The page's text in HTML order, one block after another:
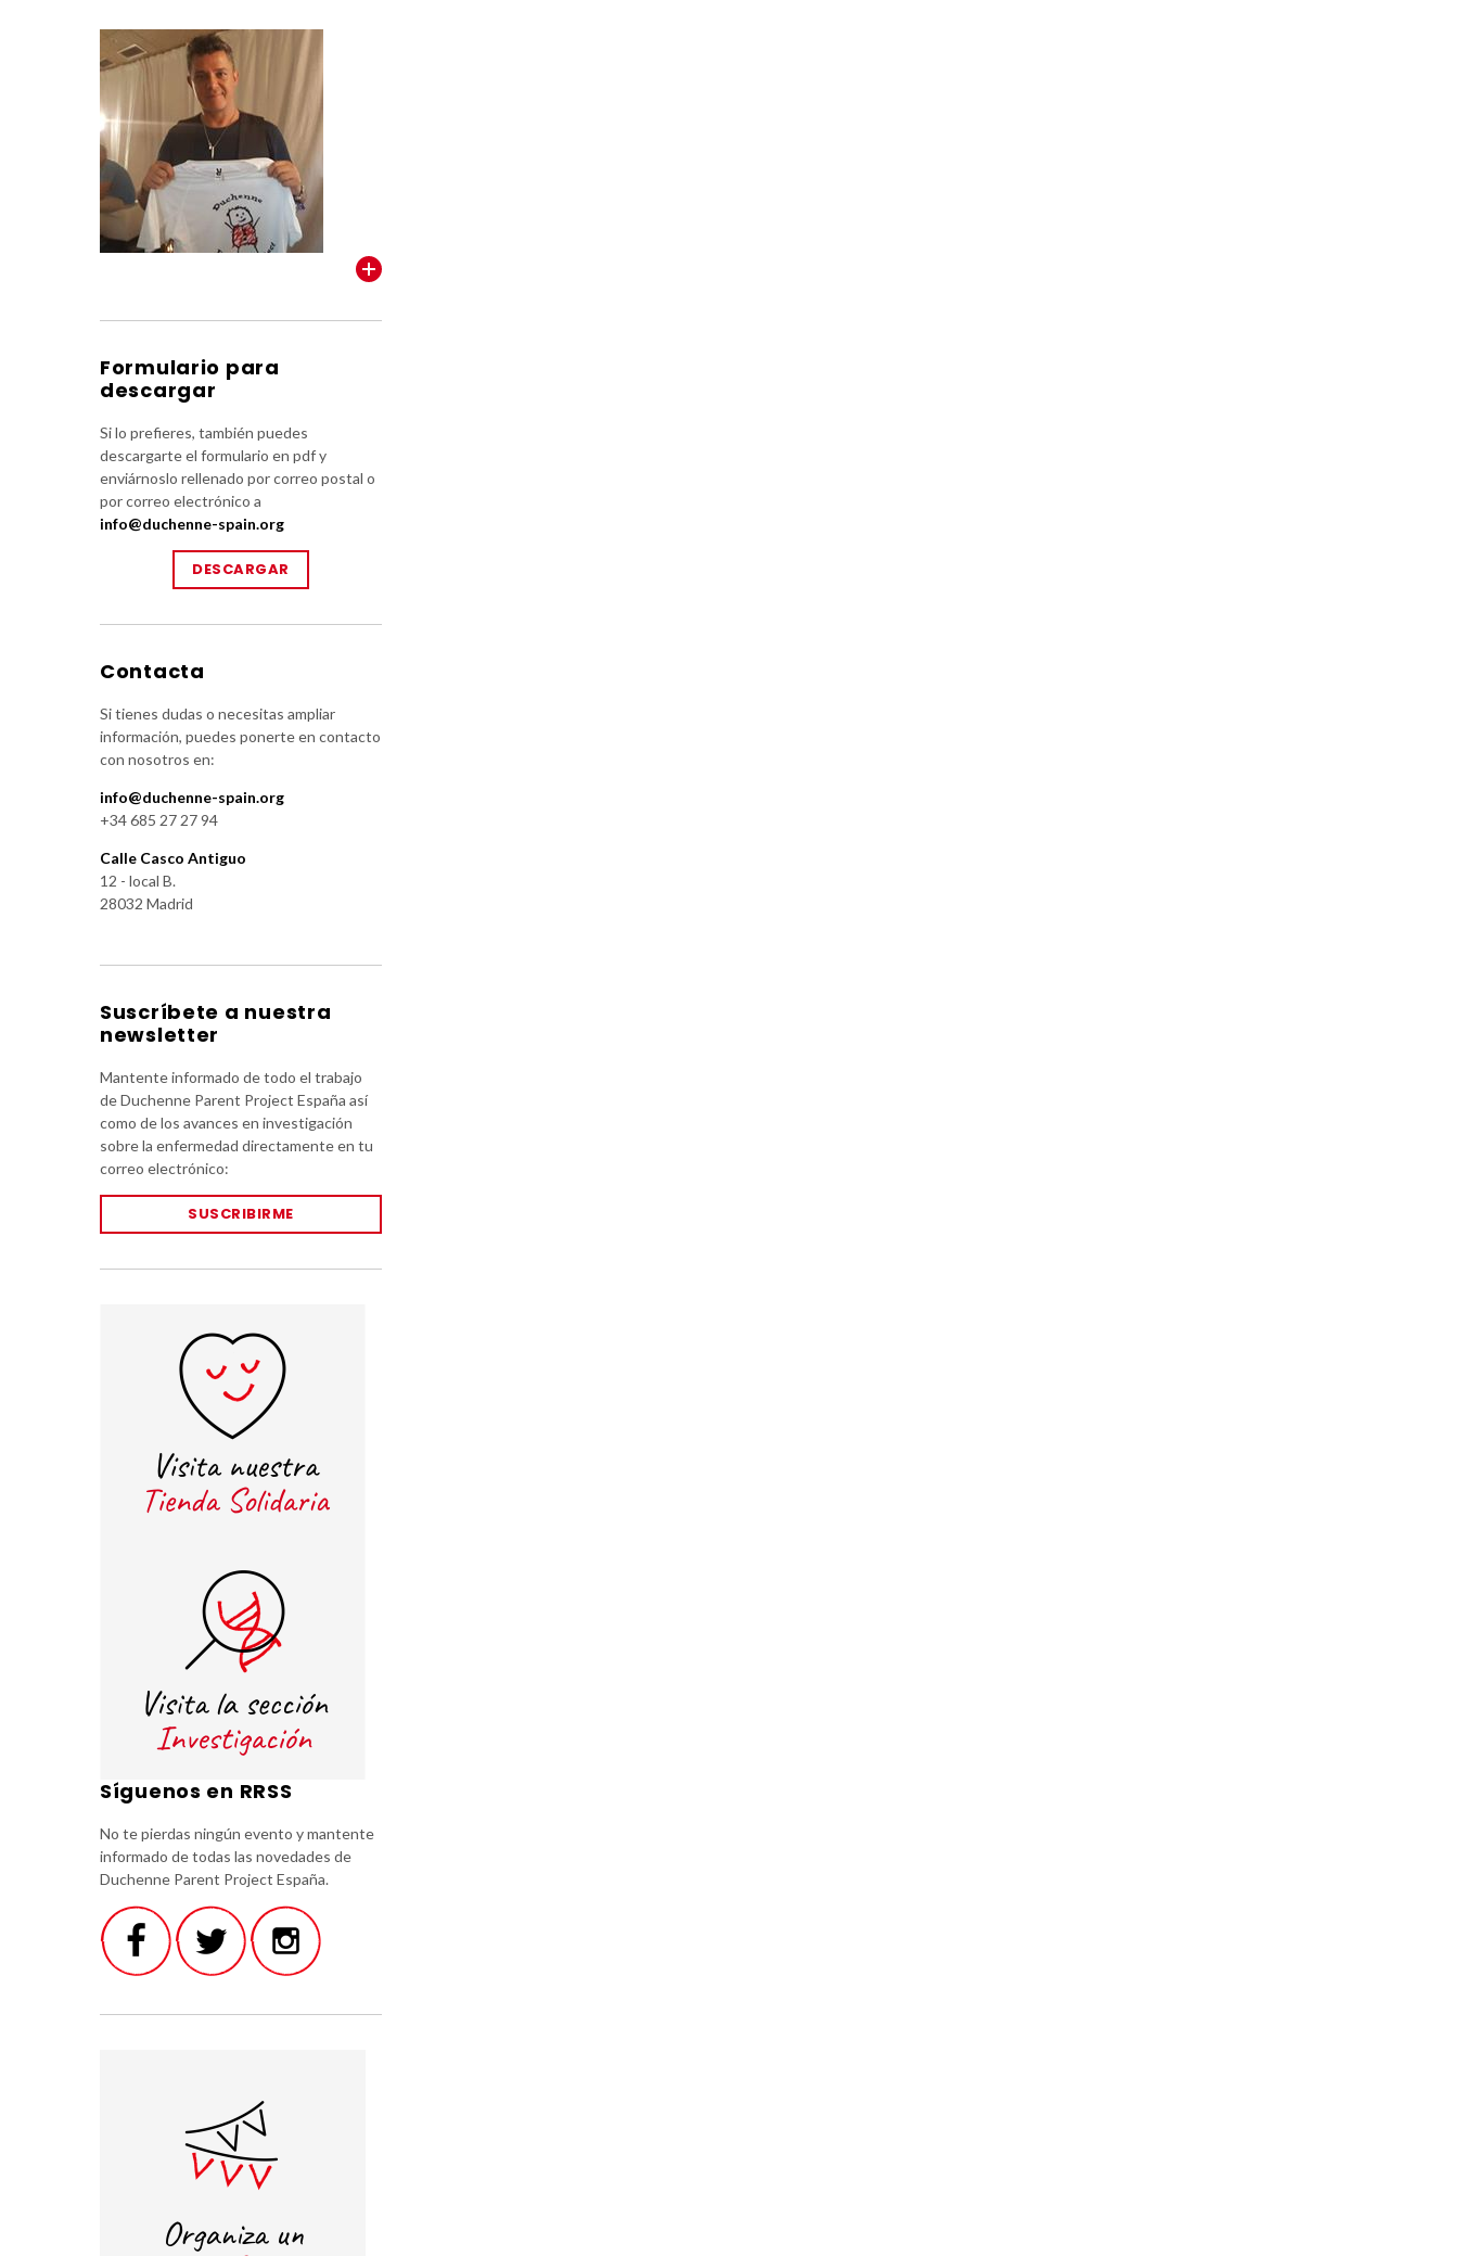
Formulario para
descargar
Si lo prefieres, también puedes
descargarte el formulario en pdf y
enviárnoslo rellenado por correo postal o
por correo electrónico a
info@duchenne-spain.org
DESCARGAR
Contacta
Si tienes dudas o necesitas ampliar
información, puedes ponerte en contacto
con nosotros en:
info@duchenne-spain.org
+34 685 27 27 94
Calle Casco Antiguo
12 - local B.
28032 Madrid
Suscríbete a nuestra
newsletter
Mantente informado de todo el trabajo
de Duchenne Parent Project España así
como de los avances en investigación
sobre la enfermedad directamente en tu
correo electrónico:
SUSCRIBIRME
Síguenos en RRSS
No te pierdas ningún evento y mantente
informado de todas las novedades de
Duchenne Parent Project España.